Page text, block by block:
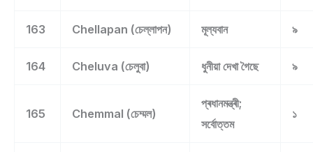
163 Chellapan (চেল্লাপন) মূল্যবান ৯
164 Cheluva (চেলুবা) ধুনীয়া দেখা গৈছে ৯
165 Chemmal (চেম্মল)
প্ৰধানমন্ত্ৰী;
সৰ্বোত্তম
১